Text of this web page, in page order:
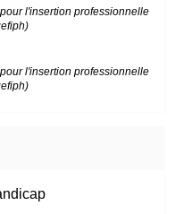
l'insertion professionnelle
l'insertion professionnelle